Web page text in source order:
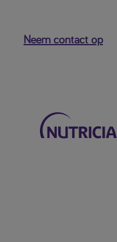
Neem contact op